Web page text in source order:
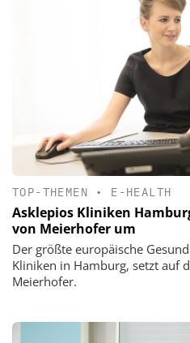
TOP-THEMEN • E-HEALTH
Asklepios Kliniken
von Meierhofer um
Der größte europäische
Kliniken in Hamburg, setzt auf
Meierhofer.